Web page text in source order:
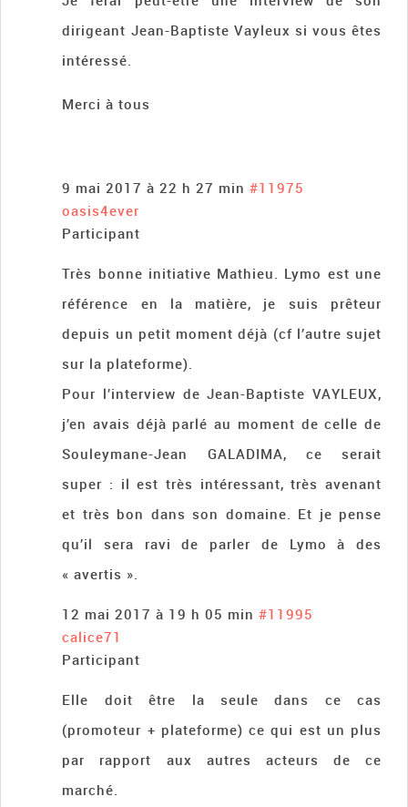
dirigeant Jean-Baptiste Vayleux si vous êtes
intéressé.
Merci à tous
9 mai 2017 à 22 h 27 min #11975
oasis4ever
Participant
Très bonne initiative Mathieu. Lymo est une
référence en la matière, je suis prêteur
depuis un petit moment déjà (cf l’autre sujet
sur la plateforme).
Pour l’interview de Jean-Baptiste VAYLEUX,
j’en avais déjà parlé au moment de celle de
Souleymane-Jean GALADIMA, ce serait
super : il est très intéressant, très avenant
et très bon dans son domaine. Et je pense
qu’il sera ravi de parler de Lymo à des
« avertis ».
12 mai 2017 à 19 h 05 min #11995
calice71
Participant
Elle doit être la seule dans ce cas
(promoteur + plateforme) ce qui est un plus
par rapport aux autres acteurs de ce
marché.